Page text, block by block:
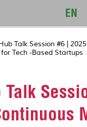
EN
Talk Session #6 |
Tech -Based Startups
Talk